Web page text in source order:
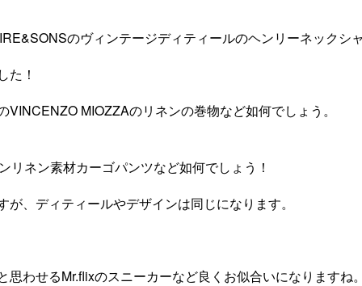
のヴィンテージディティールのヘンリーネックシ
た！
MIOZZAのリネンの巻物など如何でしょう。
ネン素材カーゴパンツなど如何でしょう！
、ディティールやデザインは同じになります。
思わせるMr.flixのスニーカーなど良くお似合いになりますね